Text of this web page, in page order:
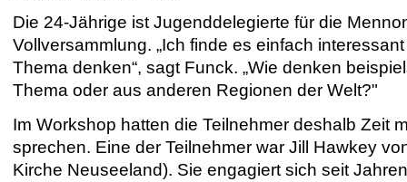
Die 24-Jährige ist Jugenddelegierte für die
Vollversammlung. „Ich finde es einfach
Thema denken“, sagt Funck. „Wie denken
Thema oder aus anderen Regionen der Welt?"
Im Workshop hatten die Teilnehmer deshalb Zeit
sprechen. Eine der Teilnehmer war Jill Hawkey
Kirche Neuseeland). Sie engagiert sich seit